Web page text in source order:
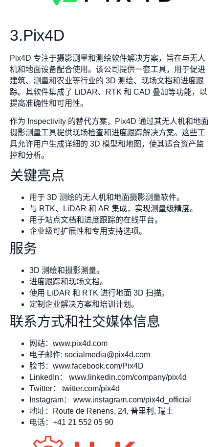
3.Pix4D
Pix4D 专注于摄影测量和测绘软件解决方案，旨在与无人
机和地面设备配合使用。该公司提供一套工具，用于促进
建筑、测量和农业等行业的 3D 测绘、现场文档和进度跟
踪。其软件集成了 LiDAR、RTK 和 CAD 叠加等功能，以
提高准确性和可用性。
作为 Inspectivity 的替代方案，Pix4D 通过其无人机和地面
摄影测量工具提供现场检查和进度跟踪解决方案。这些工
具允许用户生成详细的 3D 模型和地图，使其适合资产监
控和分析。
关键亮点
用于 3D 测绘的无人机和地面摄影测量软件。
与 RTK、LiDAR 和 AR 集成，实现测量级精度。
用于站点文档和进度跟踪的在线平台。
企业级可扩展性和专用支持选项。
服务
3D 测绘和摄影测量。
进度跟踪和现场文档。
使用 LiDAR 和 RTK 进行地面 3D 扫描。
定制企业解决方案和培训计划。
联系方式和社交媒体信息
网站：www.pix4d.com
电子邮件: socialmedia@pix4d.com
脸书：www.facebook.com/Pix4D
LinkedIn： www.linkedin.com/company/pix4d
Twitter： twitter.com/pix4d
Instagram： www.instagram.com/pix4d_official
地址：Route de Renens, 24, 普里利, 瑞士
电话：+41 21 552 05 90